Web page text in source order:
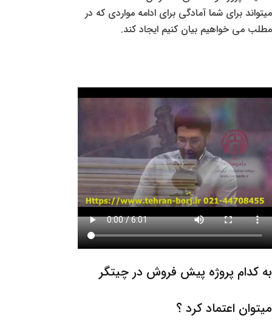
میتواند برای شما آمادگی برای ادامه مواردی که در
مطلب می خواهیم بیان کنیم ایجاد کند.
به کدام پروژه پیش فروش در چیتگر
میتوان اعتماد کرد ؟